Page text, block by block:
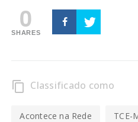
0
SHARES
content_copy Classificado como
Acontece na Rede TCE-